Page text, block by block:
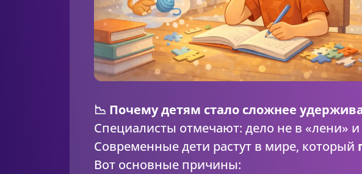
📉 Почему детям стало сложнее
Специалисты отмечают: дело не в «лени»
Современные дети растут в мире, который
Вот основные причины: